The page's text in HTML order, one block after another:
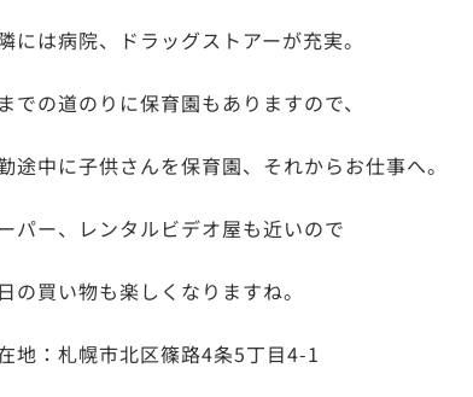
には病院、ドラッグストアーが充実。
での道のりに保育園もありますので、
途中に子供さんを保育園、それからお仕事へ。
パー、レンタルビデオ屋も近いので
の買い物も楽しくなりますね。
地： 札幌市北区篠路4条5丁目4-1